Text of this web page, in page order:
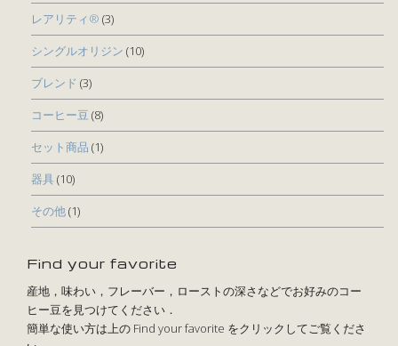
レアリティ® (3)
シングルオリジン (10)
ブレンド (3)
コーヒー豆 (8)
セット商品 (1)
器具(10)
その他(1)
Find your favorite